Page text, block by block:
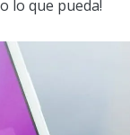
lo que pueda!